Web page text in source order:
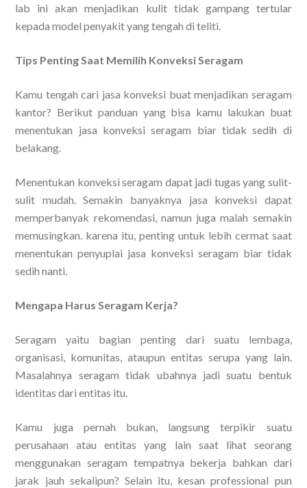
lab ini akan menjadikan kulit tidak gampang tertular
kepada model penyakit yang tengah di teliti.
Tips Penting Saat Memilih Konveksi Seragam
Kamu tengah cari jasa konveksi buat menjadikan seragam
kantor? Berikut panduan yang bisa kamu lakukan buat
menentukan jasa konveksi seragam biar tidak sedih di
belakang.
Menentukan konveksi seragam dapat jadi tugas yang sulit-
sulit mudah. Semakin banyaknya jasa konveksi dapat
memperbanyak rekomendasi, namun juga malah semakin
memusingkan. karena itu, penting untuk lebih cermat saat
menentukan penyuplai jasa konveksi seragam biar tidak
sedih nanti.
Mengapa Harus Seragam Kerja?
Seragam yaitu bagian penting dari suatu lembaga,
organisasi, komunitas, ataupun entitas serupa yang lain.
Masalahnya seragam tidak ubahnya jadi suatu bentuk
identitas dari entitas itu.
Kamu juga pernah bukan, langsung terpikir suatu
perusahaan atau entitas yang lain saat lihat seorang
menggunakan seragam tempatnya bekerja bahkan dari
jarak jauh sekalipun? Selain itu, kesan professional pun